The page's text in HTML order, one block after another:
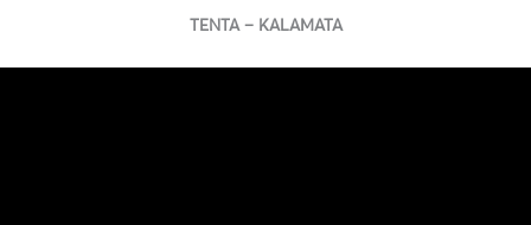
TENTA – KALAMATA